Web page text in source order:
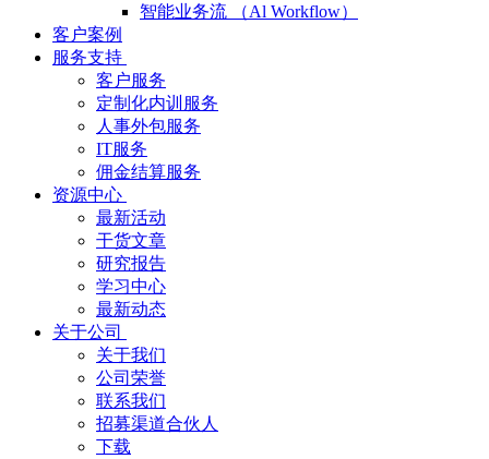
智能业务流 （Al Workflow）
客户案例
服务支持
客户服务
定制化内训服务
人事外包服务
IT服务
佣金结算服务
资源中心
最新活动
干货文章
研究报告
学习中心
最新动态
关于公司
关于我们
公司荣誉
联系我们
招募渠道合伙人
下载